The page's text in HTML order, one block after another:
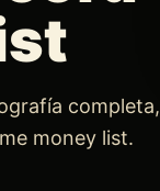
completa,
money list.